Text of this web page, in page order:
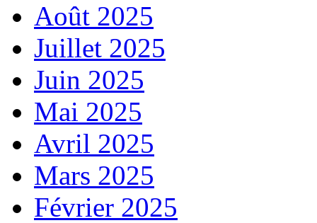
Août 2025
Juillet 2025
Juin 2025
Mai 2025
Avril 2025
Mars 2025
Février 2025